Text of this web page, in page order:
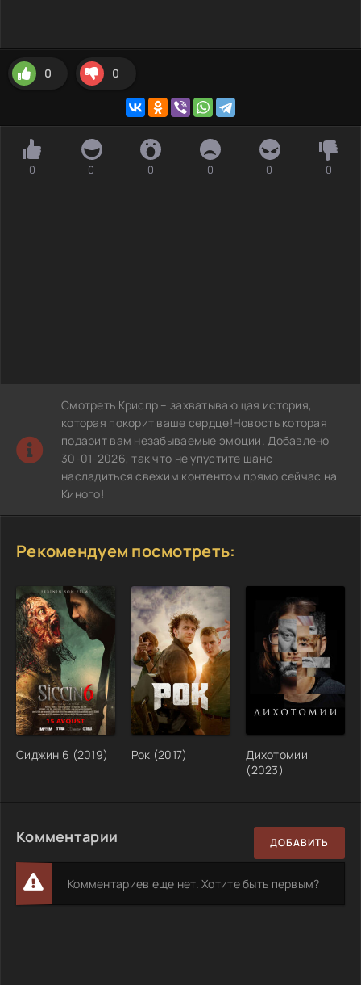
0 0
0 0 0 0 0 0
Смотреть Криспр – захватывающая история,
которая покорит ваше сердце!Новость которая
подарит вам незабываемые эмоции. Добавлено
30-01-2026, так что не упустите шанс
насладиться свежим контентом прямо сейчас на
Киного!
Рекомендуем посмотреть:
Сиджин 6 (2019) Рок (2017)
Дихотомии
(2023)
Комментарии ДОБАВИТЬ
Комментариев еще нет. Хотите быть первым?